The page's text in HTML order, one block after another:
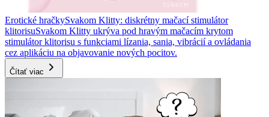
Erotické hračkySvakom Klitty: diskrétny mačací stimulátor
klitorisuSvakom Klitty ukrýva pod hravým mačacím krytom
stimulátor klitorisu s funkciami lízania, sania, vibrácií a ovládania
cez aplikáciu na objavovanie nových pocitov.
Čítať viac